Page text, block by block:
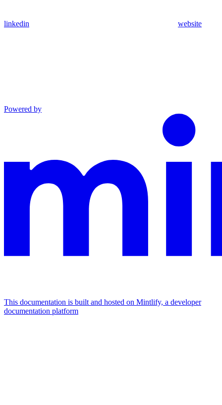
linkedin website
Powered by
This documentation is built and hosted on Mintlify, a developer
documentation platform